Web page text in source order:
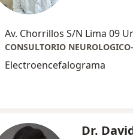
Av. Chorrillos S/N Lima 09
CONSULTORIO
Electroencefalograma
Dr.